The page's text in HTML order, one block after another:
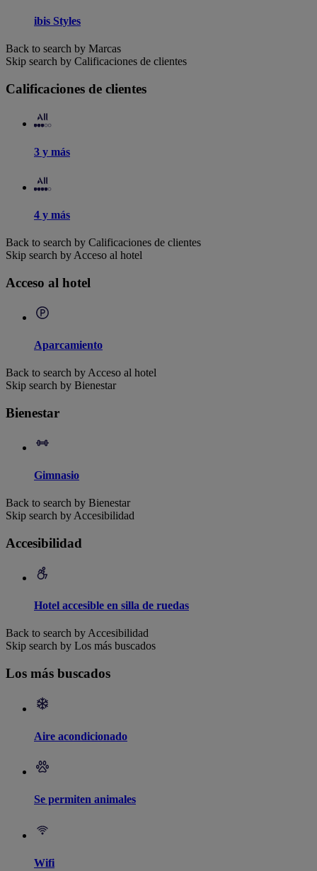
ibis Styles
Back to search by Marcas
Skip search by Calificaciones de clientes
Calificaciones de clientes
3 y más
4 y más
Back to search by Calificaciones de clientes
Skip search by Acceso al hotel
Acceso al hotel
Aparcamiento
Back to search by Acceso al hotel
Skip search by Bienestar
Bienestar
Gimnasio
Back to search by Bienestar
Skip search by Accesibilidad
Accesibilidad
Hotel accesible en silla de ruedas
Back to search by Accesibilidad
Skip search by Los más buscados
Los más buscados
Aire acondicionado
Se permiten animales
Wifi